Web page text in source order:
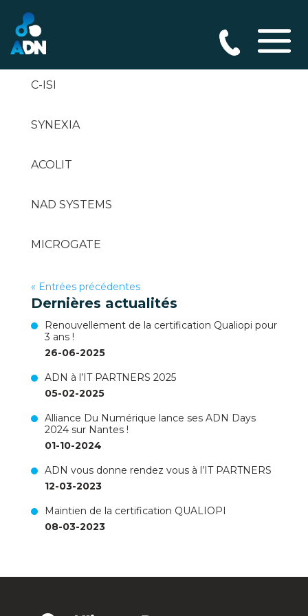
ADDIX’INFORMATIQUE
C-ISI
SYNEXIA
ACOLIT
NAD SYSTEMS
MICROGATE
« Entrées précédentes
Dernières actualités
Renouvellement de la certification Qualiopi pour
3 ans !
26-06-2025
ADN à l’IT PARTNERS 2025
05-02-2025
Alliance Du Numérique lance ses ADN Days
2024 sur Nantes !
01-10-2024
ADN vous donne rendez vous à l’IT PARTNERS
12-03-2023
Maintien de la certification QUALIOPI
08-03-2023